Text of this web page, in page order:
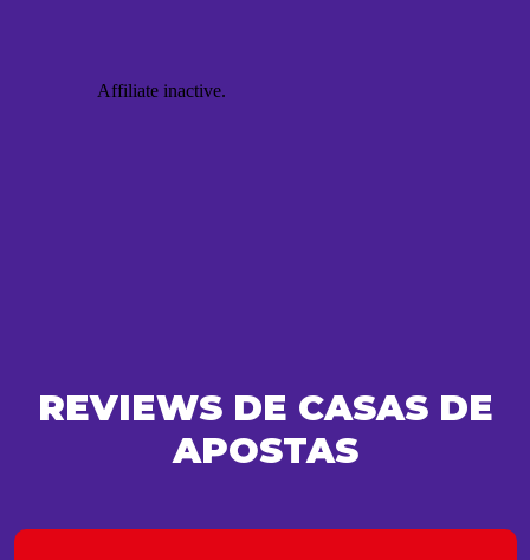
REVIEWS DE CASAS DE
APOSTAS